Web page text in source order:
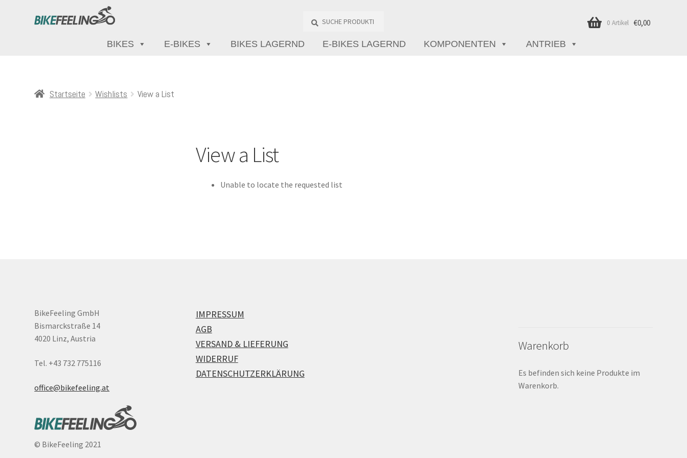
Produkte
€0,00
0 Artikel
BIKES E-BIKES BIKES LAGERND E-BIKES LAGERND KOMPONENTEN ANTRIEB
Startseite Wishlists View a List
View a List
Unable to locate the requested list
BikeFeeling GmbH
Bismarckstraße 14
4020 Linz, Austria
Tel. +43 732 775116
office@bikefeeling.at
© BikeFeeling 2021
IMPRESSUM
AGB
VERSAND & LIEFERUNG
WIDERRUF
DATENSCHUTZERKLÄRUNG
Warenkorb
Es befinden sich keine Produkte im
Warenkorb.